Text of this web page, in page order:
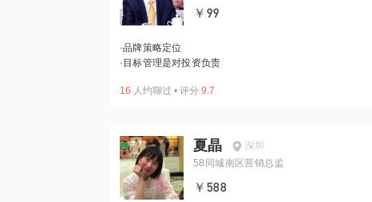
￥99
·品牌策略定位
· 目标管理是对投资负责
16 人约聊过 • 评分 9.7
夏晶
深圳
58同城南区营销总监
￥588